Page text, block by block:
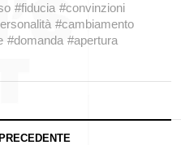
#fiducia #convinzioni
#cambiamento
#domanda #apertura